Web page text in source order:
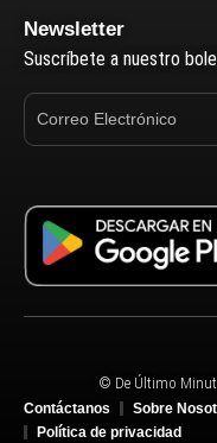
Newsletter
Suscríbete a nuestro
© De Último
Contáctanos
Sobre
Política de privacidad